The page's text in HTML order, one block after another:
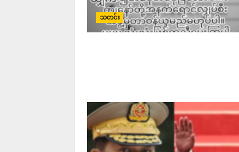
သတင်း